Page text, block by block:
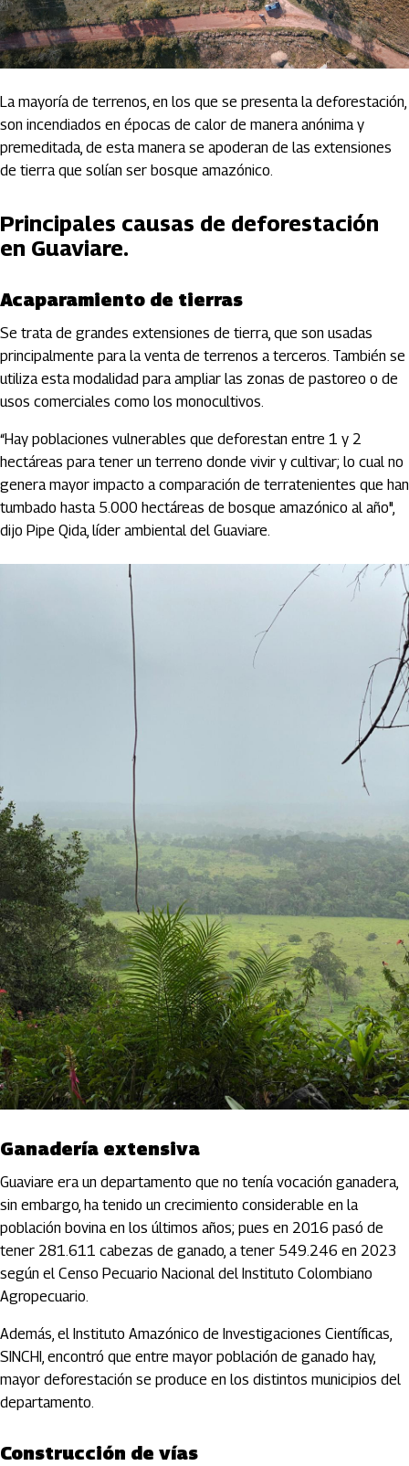
La mayoría de terrenos, en los que se presenta la deforestación,
son incendiados en épocas de calor de manera anónima y
premeditada, de esta manera se apoderan de las extensiones
de tierra que solían ser bosque amazónico.
Principales causas de deforestación
en Guaviare.
Acaparamiento de tierras
Se trata de grandes extensiones de tierra, que son usadas
principalmente para la venta de terrenos a terceros. También se
utiliza esta modalidad para ampliar las zonas de pastoreo o de
usos comerciales como los monocultivos.
“Hay poblaciones vulnerables que deforestan entre 1 y 2
hectáreas para tener un terreno donde vivir y cultivar; lo cual no
genera mayor impacto a comparación de terratenientes que han
tumbado hasta 5.000 hectáreas de bosque amazónico al año",
dijo Pipe Qida, líder ambiental del Guaviare.
Ganadería extensiva
Guaviare era un departamento que no tenía vocación ganadera,
sin embargo, ha tenido un crecimiento considerable en la
población bovina en los últimos años; pues en 2016 pasó de
tener 281.611 cabezas de ganado, a tener 549.246 en 2023
según el Censo Pecuario Nacional del Instituto Colombiano
Agropecuario.
Además, el Instituto Amazónico de Investigaciones Científicas,
SINCHI, encontró que entre mayor población de ganado hay,
mayor deforestación se produce en los distintos municipios del
departamento.
Construcción de vías